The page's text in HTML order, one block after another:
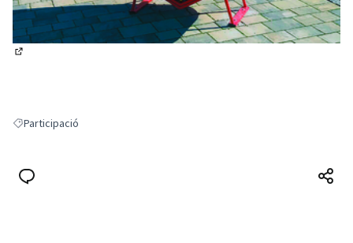
Resultats en filtrar per: Participació
Participació